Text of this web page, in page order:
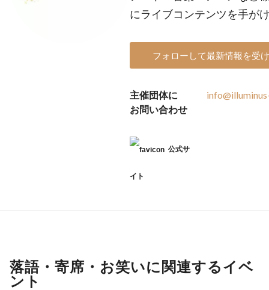
にライブコンテンツを手が
フォローして最新情報を受
主催団体に
お問い合わせ
公式サ
イト
落語・寄席・お笑いに関連するイベ
ント